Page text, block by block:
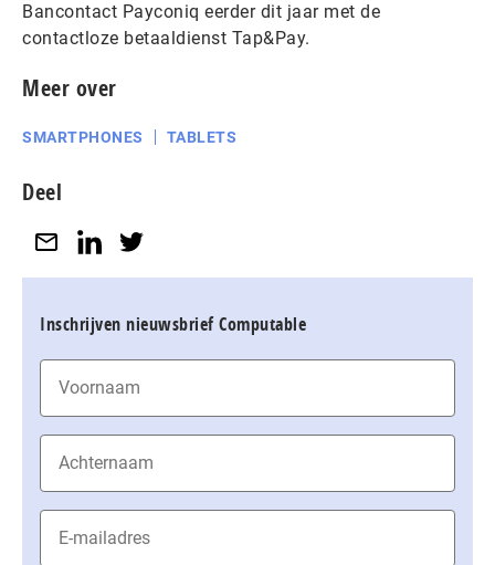
Bancontact Payconiq eerder dit jaar met de
contactloze betaaldienst Tap&Pay.
Meer over
SMARTPHONES TABLETS
Deel
Inschrijven nieuwsbrief Computable